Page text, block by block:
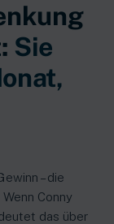
Sie
– die
Conny
das über